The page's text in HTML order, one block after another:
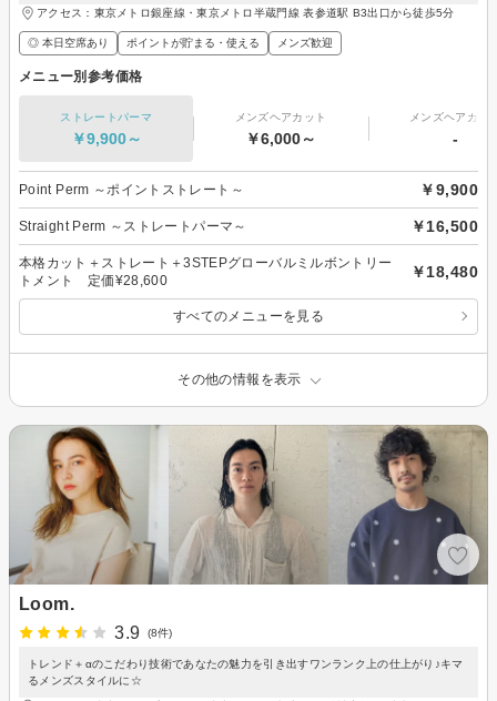
アクセス：東京メトロ銀座線・東京メトロ半蔵門線 表参道駅 B3出口から徒歩5分
◎ 本日空席あり ポイントが貯まる・使える メンズ歓迎
メニュー別参考価格
ストレートパーマ
￥9,900～
メンズヘアカット
￥6,000～
メンズヘアカラ
-
Point Perm ～ポイントストレート～ ￥9,900
Straight Perm ～ストレートパーマ～ ￥16,500
本格カット＋ストレート＋3STEPグローバルミルボントリー
トメント 定価¥28,600
￥18,480
すべてのメニューを見る
その他の情報を表示
Loom.
3.9
(8件)
トレンド＋αのこだわり技術であなたの魅力を引き出すワンランク上の仕上がり♪キマ
るメンズスタイルに☆